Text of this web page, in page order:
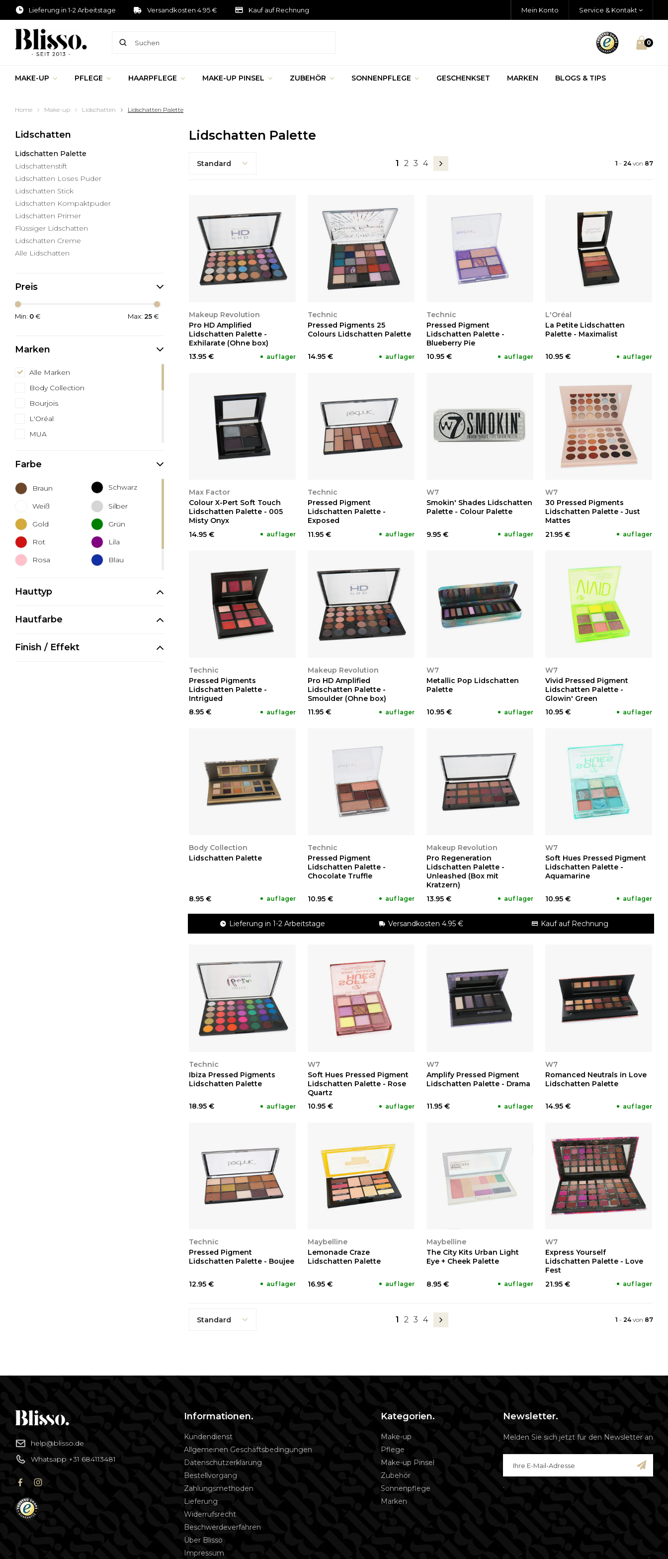
Lieferung in 1-2 Arbeitstage Versandkosten 4.95 € Kauf auf Rechnung Mein Konto Service & Kontakt
0
MAKE-UP PFLEGE HAARPFLEGE MAKE-UP PINSEL ZUBEHÖR SONNENPFLEGE GESCHENKSET MARKEN BLOGS & TIPS
Home Make-up Lidschatten Lidschatten Palette
Lidschatten
Lidschatten Palette
Lidschattenstift
Lidschatten Loses Puder
Lidschatten Stick
Lidschatten Kompaktpuder
Lidschatten Primer
Flüssiger Lidschatten
Lidschatten Creme
Alle Lidschatten
Preis
Min: 0€ Max: 25€
Marken
Alle Marken
Body Collection
Bourjois
L'Oréal
MUA
Max Factor
Rimmel
Saffron
Sleek
Sunkissed
W7
Farbe
Braun Schwarz
Weiß
Silber
Gold
Grün
Rot
Lila
Rosa
Blau
Gelb
Hauttyp
Hautfarbe
Finish / Effekt
Lidschatten Palette
Standard 1 2 3 4 1 - 24von 87
ANSEHEN
Makeup Revolution
Pro HD Amplified
Lidschatten Palette -
Exhilarate (Ohne box)
13.95 €
auf lager
ANSEHEN
Technic
Pressed Pigments 25
Colours Lidschatten Palette
14.95 € auf lager
ANSEHEN
Technic
Pressed Pigment
Lidschatten Palette -
Blueberry Pie
10.95 €
auf lager
ANSEHEN
L'Oréal
La Petite Lidschatten
Palette - Maximalist
10.95 € auf lager
ANSEHEN
Max Factor
Colour X-Pert Soft Touch
Lidschatten Palette - 005
Misty Onyx
14.95 €
auf lager
ANSEHEN
Technic
Pressed Pigment
Lidschatten Palette -
Exposed
11.95 €
auf lager
ANSEHEN
W7
Smokin' Shades Lidschatten
Palette - Colour Palette
9.95 € auf lager
ANSEHEN
W7
30 Pressed Pigments
Lidschatten Palette - Just
Mattes
21.95 €
auf lager
ANSEHEN
Technic
Pressed Pigments
Lidschatten Palette -
Intrigued
8.95 €
auf lager
ANSEHEN
Makeup Revolution
Pro HD Amplified
Lidschatten Palette -
Smoulder (Ohne box)
11.95 €
auf lager
ANSEHEN
W7
Metallic Pop Lidschatten
Palette
10.95 € auf lager
ANSEHEN
W7
Vivid Pressed Pigment
Lidschatten Palette -
Glowin' Green
10.95 €
auf lager
ANSEHEN
Body Collection
Lidschatten Palette
8.95 € auf lager
ANSEHEN
Technic
Pressed Pigment
Lidschatten Palette -
Chocolate Truffle
10.95 € auf lager
ANSEHEN
Makeup Revolution
Pro Regeneration
Lidschatten Palette -
Unleashed (Box mit
Kratzern)
13.95 €
auf lager
ANSEHEN
W7
Soft Hues Pressed Pigment
Lidschatten Palette -
Aquamarine
10.95 € auf lager
Lieferung in 1-2 Arbeitstage Versandkosten 4.95 € Kauf auf Rechnung
ANSEHEN
Technic
Ibiza Pressed Pigments
Lidschatten Palette
18.95 € auf lager
ANSEHEN
W7
Soft Hues Pressed Pigment
Lidschatten Palette - Rose
Quartz
10.95 €
auf lager
ANSEHEN
W7
Amplify Pressed Pigment
Lidschatten Palette - Drama
11.95 € auf lager
ANSEHEN
W7
Romanced Neutrals in Love
Lidschatten Palette
14.95 € auf lager
ANSEHEN
Technic
Pressed Pigment
Lidschatten Palette - Boujee
12.95 € auf lager
ANSEHEN
Maybelline
Lemonade Craze
Lidschatten Palette
16.95 € auf lager
ANSEHEN
Maybelline
The City Kits Urban Light
Eye + Cheek Palette
8.95 € auf lager
ANSEHEN
W7
Express Yourself
Lidschatten Palette - Love
Fest
21.95 €
auf lager
Standard 1 2 3 4 1 - 24von 87
help@blisso.de
Whatsapp +31 684113481
Informationen.
Kundendienst
Allgemeinen Geschäftsbedingungen
Datenschutzerklärung
Bestellvorgang
Zahlungsmethoden
Lieferung
Widerrufsrecht
Beschwerdeverfahren
Über Blisso
Impressum
Kategorien.
Make-up
Pflege
Make-up Pinsel
Zubehör
Sonnenpflege
Marken
Newsletter.
Melden Sie sich jetzt für den Newsletter an
.